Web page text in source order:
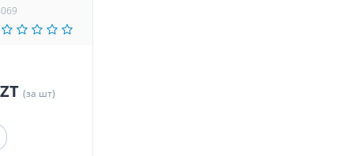
(за шт)